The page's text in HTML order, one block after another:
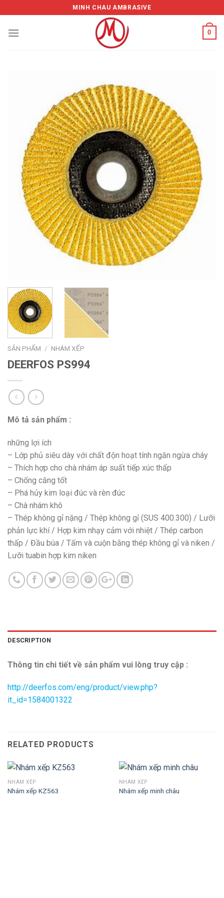
to
content
MINH CHAU AMBRASIVE
0
SẢN PHẨM / NHÁM XẾP
DEERFOS PS994
Mô tả sản phẩm :
những lợi ích
– Lớp phủ siêu dày với chất độn hoạt tính ngăn ngừa cháy
– Thích hợp cho chà nhám áp suất tiếp xúc thấp
– Chống căng tốt
– Phá hủy kim loại đúc và rèn đúc
– Chà nhám khô
– Thép không gỉ nặng / Thép không gỉ (SUS 400.300) / Lưỡi
phản lực khí / Hợp kim nhạy cảm với nhiệt / Thép carbon
thấp / Đầu búa / Tấm và cuộn bằng thép không gỉ và niken /
Lưỡi tuabin hợp kim niken
DESCRIPTION
Thông tin chi tiết về sản phẩm vui lòng truy cập :
http://deerfos.com/eng/product/view.php?
it_id=1584001322
RELATED PRODUCTS
NHÁM XẾP
Nhám xếp KZ563
NHÁM XẾP
Nhám xếp minh châu